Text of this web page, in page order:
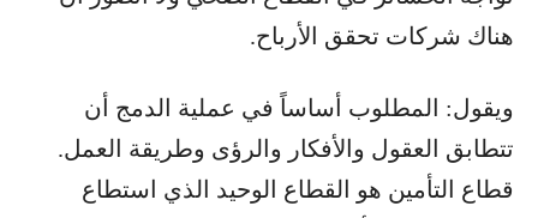
هناك شركات تحقق الأرباح.
ويقول: المطلوب أساساً في عملية الدمج أن
تتطابق العقول والأفكار والرؤى وطريقة العمل.
قطاع التأمين هو القطاع الوحيد الذي استطاع